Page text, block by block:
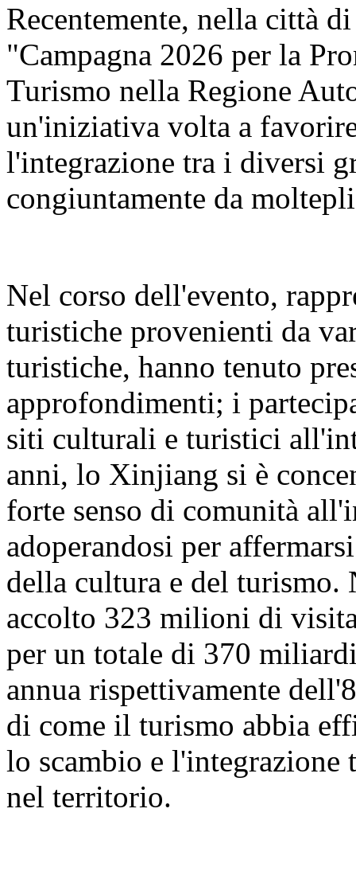
Recentemente, nella città
"Campagna 2026 per la
Turismo nella Regione
un'iniziativa volta a
l'integrazione tra i diversi
congiuntamente da
Nel corso dell'evento,
turistiche provenienti da
turistiche, hanno tenuto
approfondimenti; i
siti culturali e turistici
anni, lo Xinjiang si è
forte senso di comunità
adoperandosi per
della cultura e del turismo.
accolto 323 milioni di
per un totale di 370
annua rispettivamente
di come il turismo abbia
lo scambio e
nel territorio.